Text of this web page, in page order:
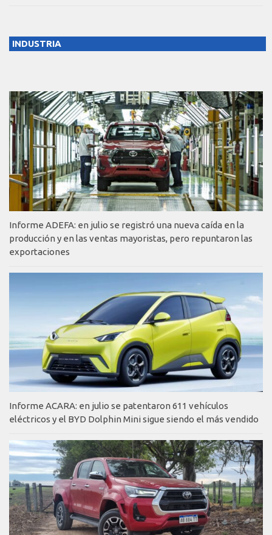
INDUSTRIA
Informe ADEFA: en julio se registró una nueva caída en la
producción y en las ventas mayoristas, pero repuntaron las
exportaciones
Informe ACARA: en julio se patentaron 611 vehículos
eléctricos y el BYD Dolphin Mini sigue siendo el más vendido